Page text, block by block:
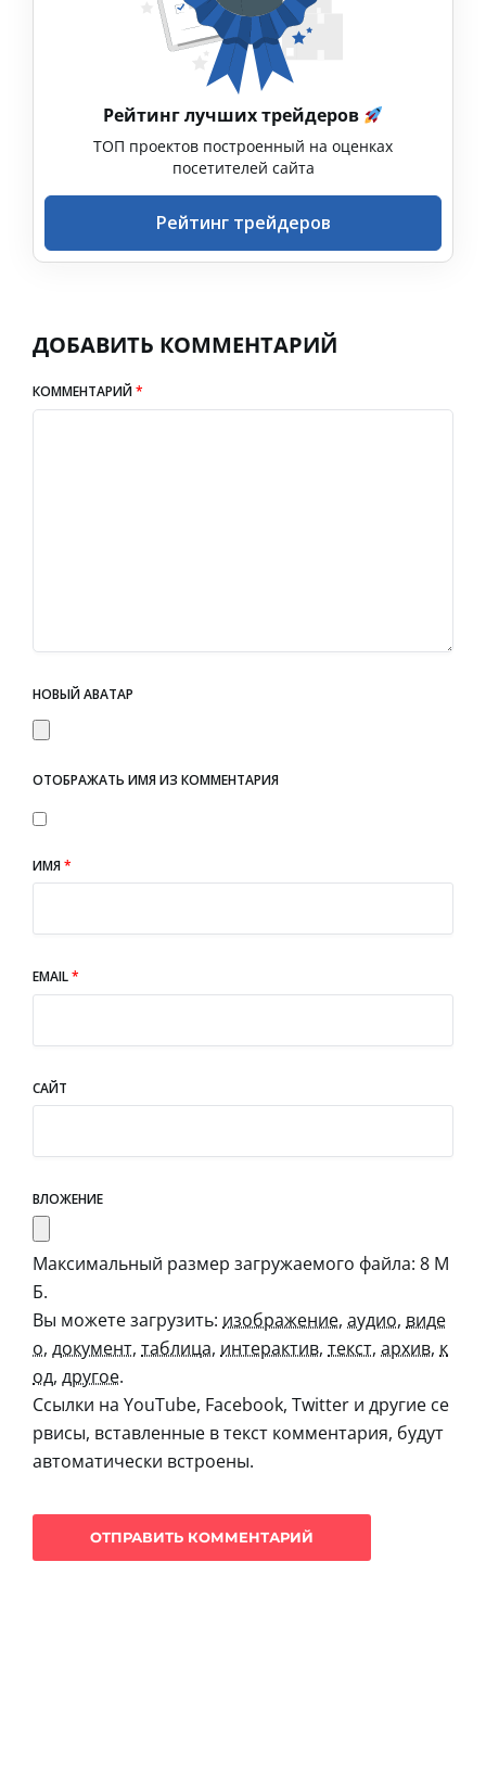
Рейтинг лучших трейдеров
ТОП проектов построенный на оценках
посетителей сайта
Рейтинг трейдеров
ДОБАВИТЬ КОММЕНТАРИЙ
КОММЕНТАРИЙ*
НОВЫЙ АВАТАР
ОТОБРАЖАТЬ ИМЯ ИЗ КОММЕНТАРИЯ
ИМЯ*
EMAIL*
САЙТ
ВЛОЖЕНИЕ
Максимальный размер загружаемого файла: 8 М
Б.
Вы можете загрузить: изображение, аудио, виде
о, документ, таблица, интерактив, текст, архив, к
од, другое.
Ссылки на YouTube, Facebook, Twitter и другие се
рвисы, вставленные в текст комментария, будут
автоматически встроены.